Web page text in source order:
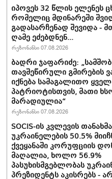
იპოვეს 32 წლის ელენეს
რომელიც მდინარეში
გადასარჩენად შევიდა -
ღამე ეძებდნენ...
რეზონანსი 07.08.2026
ბადრი ჯაფარიძე:
თავშეწირული გმირების
იქნება სამაგალითო
პატრიოტისთვის, მათი
მარადიულია“
რეზონანსი 07.08.2026
SOCIS-ის კვლევის
უკრაინელების 50.5%
ქვეყანაში კორუფციის
მაღალია, ხოლო 56.9%
პასუხისმგებლობას
პრეზიდენტს აკისრებს -